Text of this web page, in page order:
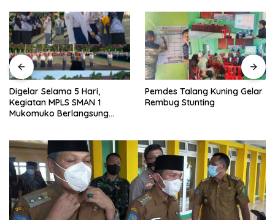
Digelar Selama 5 Hari,
Kegiatan MPLS SMAN 1
Mukomuko Berlangsung
Pemdes Talang Kuning Gelar
Rembug Stunting